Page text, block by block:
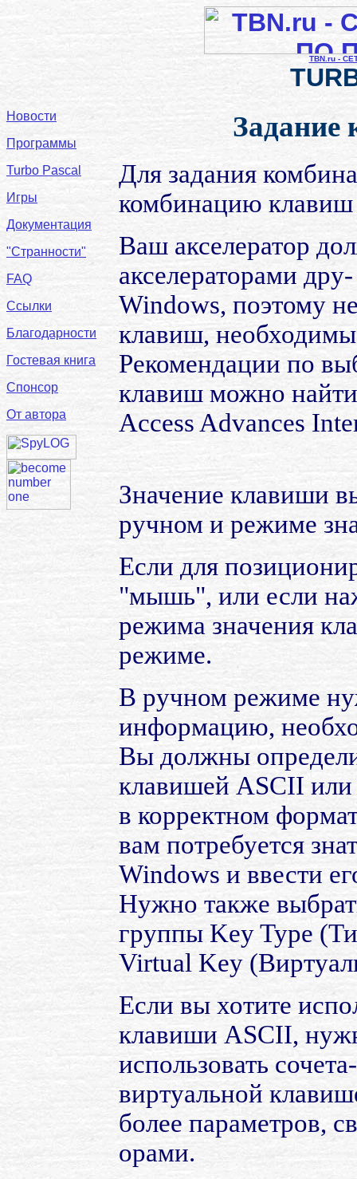
TBN.ru -
Новости
Программы
Turbo Pascal
Игры
Документация
"Странности"
FAQ
Ссылки
Благодарности
Гостевая книга
Спонсор
От автора
Задание
Для задания
комбинацию клавиш
Ваш акселератор
акселераторами
Windows, поэтому
клавиш,
Рекомендации по
клавиш можно
Access Advances
Значение клавиши
ручном и режиме
Если для
"мышь", или если
режима значения
режиме.
В ручном режиме
информацию,
Вы должны
клавишей ASCII или
в корректном
вам потребуется
Windows и ввести
Нужно также
группы Key Type
Virtual Key
Если вы хотите
клавиши ASCII,
использовать
виртуальной
более параметров,
орами.